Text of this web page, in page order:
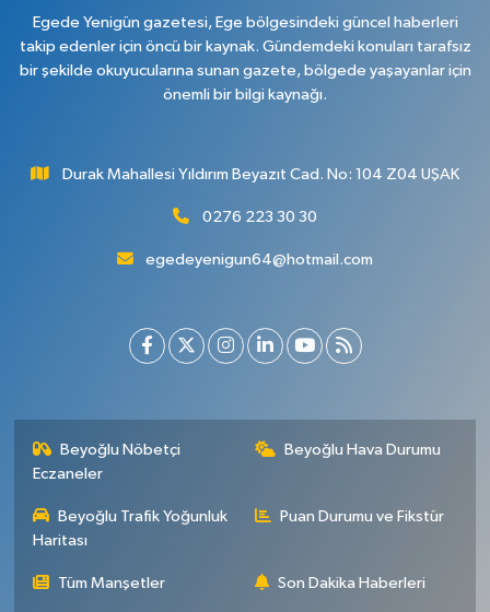
Egede Yenigün gazetesi, Ege bölgesindeki güncel haberleri
takip edenler için öncü bir kaynak. Gündemdeki konuları tarafsız
bir şekilde okuyucularına sunan gazete, bölgede yaşayanlar için
önemli bir bilgi kaynağı.
Durak Mahallesi Yıldırım Beyazıt Cad. No: 104 Z04 UŞAK
0276 223 30 30
egedeyenigun64@hotmail.com
Beyoğlu Nöbetçi
Eczaneler
Beyoğlu Hava Durumu
Beyoğlu Trafik Yoğunluk
Haritası
Puan Durumu ve Fikstür
Tüm Manşetler Son Dakika Haberleri